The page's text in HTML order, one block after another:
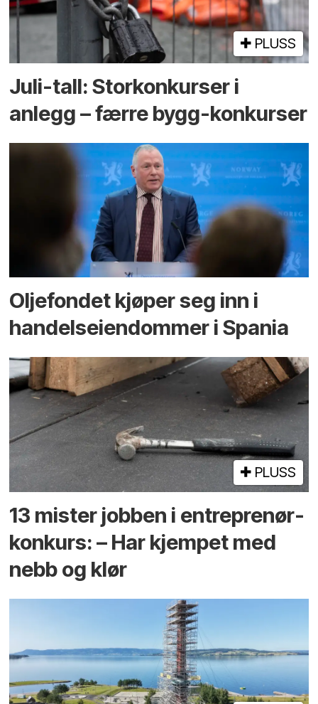
PLUSS
Juli-tall: Storkonkurser i
anlegg – færre bygg-konkurser
Oljefondet kjøper seg inn i
handels­eiendommer i Spania
PLUSS
13 mister jobben i entreprenør­
konkurs: – Har kjempet med
nebb og klør